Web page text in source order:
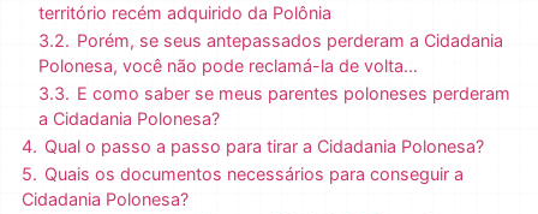
território recém adquirido da Polônia
3.2. Porém, se seus antepassados perderam a Cidadania
Polonesa, você não pode reclamá-la de volta…
3.3. E como saber se meus parentes poloneses perderam
a Cidadania Polonesa?
4. Qual o passo a passo para tirar a Cidadania Polonesa?
5. Quais os documentos necessários para conseguir a
Cidadania Polonesa?